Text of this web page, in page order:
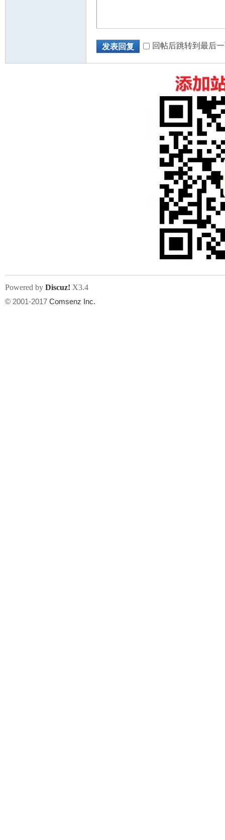
发表回复 回帖后跳转到最后
Powered by Discuz! X3.4
© 2001-2017 Comsenz Inc.